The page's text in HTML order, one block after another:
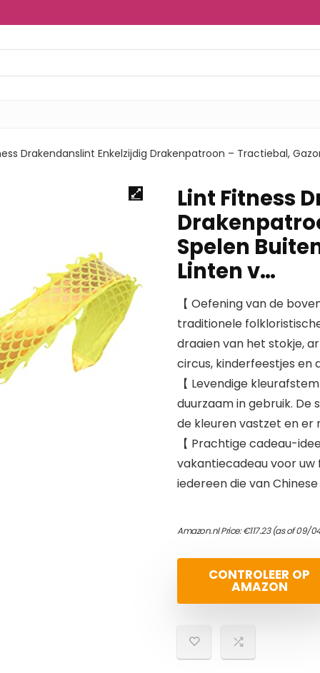
Drakendanslint Enkelzijdig Drakenpatroon – Tractiebal,
Lint Fitness
Spelen
Linten v…
【 Oefening van de
traditionele
draaien van het stokje,
circus, kinderfeestjes en
【 Levendige
duurzaam in gebruik.
de kleuren vastzet en er
【 Prachtige cadeau-
vakantiecadeau voor uw
iedereen die van
Amazon.nl Price:€117.23(as of 09/
CONTROLEER OP
AMAZON